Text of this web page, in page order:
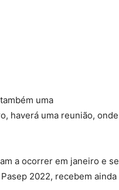
uma
haverá uma reunião, onde
a ocorrer em janeiro e se
2022, recebem ainda